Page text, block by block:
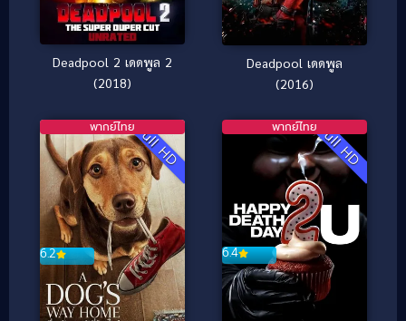
Deadpool 2 เดดพูล 2
(2018)
Deadpool เดดพูล
(2016)
Full HD
6.2
พากย์ไทย Full HD
6.4
พากย์ไทย